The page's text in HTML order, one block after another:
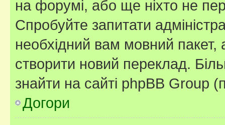
на форумі, або ще ніхто не
Спробуйте запитати
необхідний вам мовний
створити новий переклад.
знайти на сайті phpBB Group
Догори